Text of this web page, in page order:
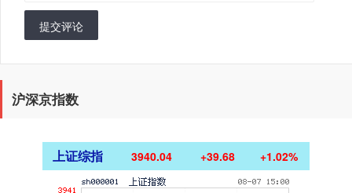
提交评论
沪深京指数
上证综指 3940.04 +39.68 +1.02%